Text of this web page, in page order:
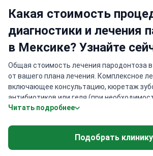
Какая стоимость
диагностики и лечения
в Мексике? Узнайте
Общая стоимость лечения пародонтоза
от вашего плана лечения. Комплексное
включающее консультацию, кюретаж
антибиотиков или геля (при
$1,400. Восстановление с
диагностику, консультацию, рентген и
варьируется от $9,000 до $10,000. Кроме
корневых каналов, установка штифта и
Читать подробнее
Подобрать клинику